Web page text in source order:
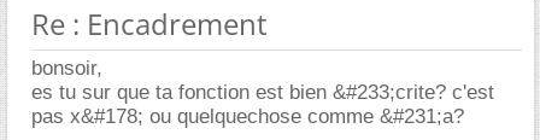
Re : Encadrement
bonsoir,
es tu sur que ta fonction est bien &#233;crite? c'est
pas x&#178; ou quelquechose comme &#231;a?